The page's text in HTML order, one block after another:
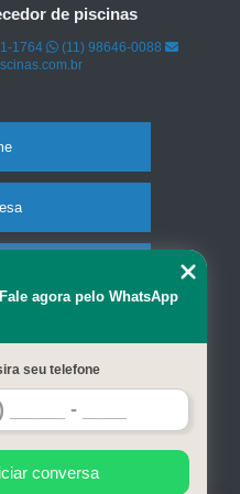
de piscinas
1764
(11) 98646-0088
site
agora pelo WhatsApp
seu telefone
conversa